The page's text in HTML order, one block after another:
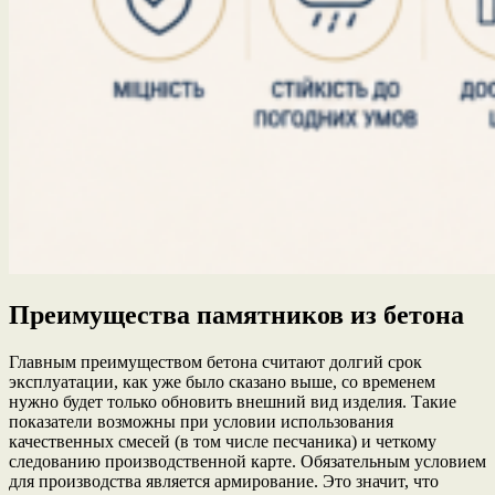
Преимущества памятников из бетона
Главным преимуществом бетона считают долгий срок
эксплуатации, как уже было сказано выше, со временем
нужно будет только обновить внешний вид изделия. Такие
показатели возможны при условии использования
качественных смесей (в том числе песчаника) и четкому
следованию производственной карте. Обязательным условием
для производства является армирование. Это значит, что